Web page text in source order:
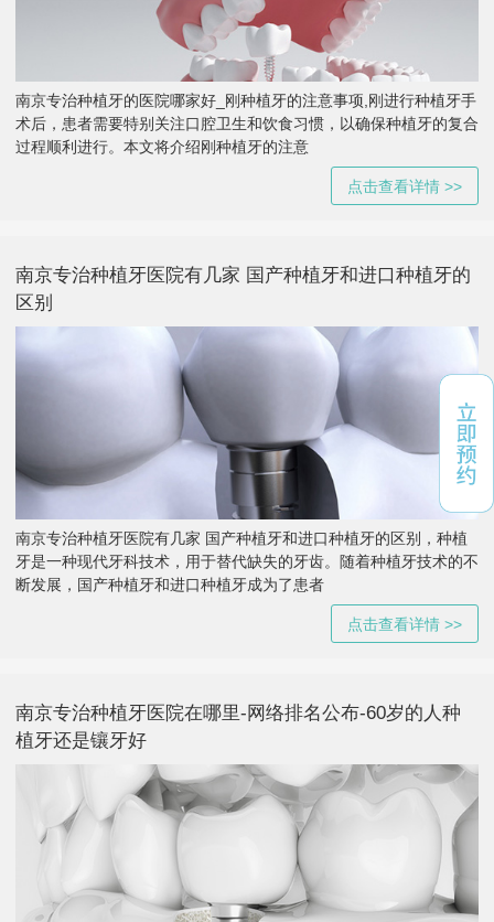
南京专治种植牙的医院哪家好_刚种植牙的注意事项,刚进行种植牙手
术后，患者需要特别关注口腔卫生和饮食习惯，以确保种植牙的复合
过程顺利进行。本文将介绍刚种植牙的注意
点击查看详情 >>
南京专治种植牙医院有几家 国产种植牙和进口种植牙的
区别
南京专治种植牙医院有几家 国产种植牙和进口种植牙的区别，种植
牙是一种现代牙科技术，用于替代缺失的牙齿。随着种植牙技术的不
断发展，国产种植牙和进口种植牙成为了患者
点击查看详情 >>
南京专治种植牙医院在哪里-网络排名公布-60岁的人种
植牙还是镶牙好